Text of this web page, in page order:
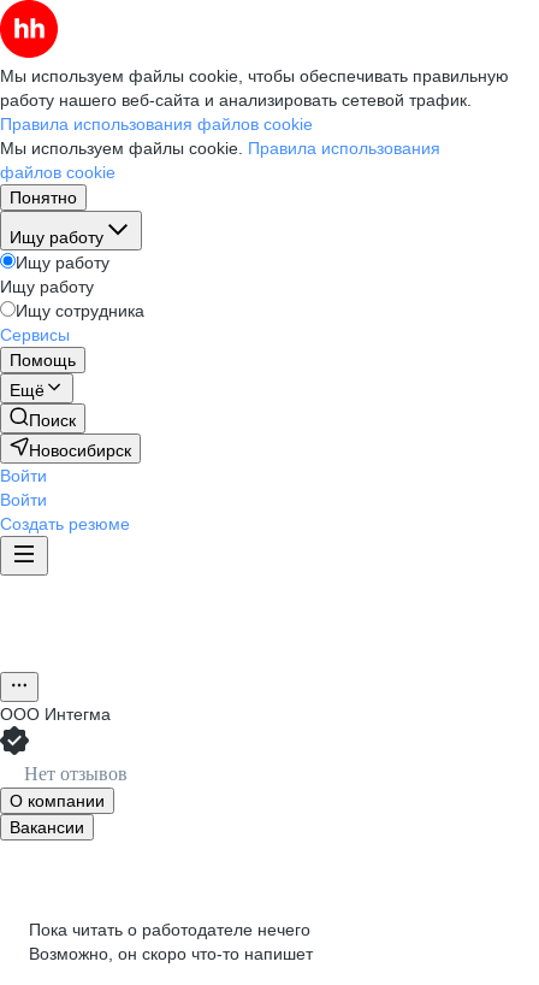
Мы используем файлы cookie, чтобы обеспечивать правильную
работу нашего веб-сайта и анализировать сетевой трафик.
Правила использования файлов cookie
Мы используем файлы cookie. Правила использования
файлов cookie
Понятно
Ищу работу
Ищу работу
Ищу работу
Ищу сотрудника
Сервисы
Помощь
Ещё
Поиск
Новосибирск
Войти
Войти
Создать резюме
ООО Интегма
Нет отзывов
О компании
Вакансии
Пока читать о работодателе нечего
Возможно, он скоро что‑то напишет